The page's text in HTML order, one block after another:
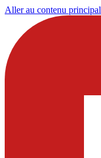
Aller au contenu principal